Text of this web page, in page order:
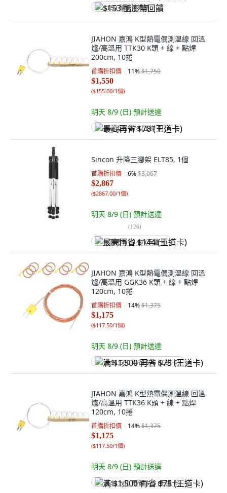
$153 酷澎幣回饋
JIAHON 嘉鴻 K型熱電偶測溫線 回溫
爐/高溫用 TTK30 K頭 + 線 + 點焊
200cm, 10捲
首購折扣價 11%$1,750
$1,550
($155.00/1個)
明天 8/9 (日) 預計送達
最高再省 $78 (王道卡)
Sincon 升降三腳架 ELT85, 1個
首購折扣價 6%$3,067
$2,867
($2867.00/1個)
明天 8/9 (日) 預計送達
(126)
最高再省 $144 (王道卡)
JIAHON 嘉鴻 K型熱電偶測溫線 回溫
爐/高溫用 GGK36 K頭 + 線 + 點焊
120cm, 10捲
首購折扣價 14%$1,375
$1,175
($117.50/1個)
明天 8/9 (日) 預計送達
满 $1,500 再省 $75 (王道卡)
JIAHON 嘉鴻 K型熱電偶測溫線 回溫
爐/高溫用 TTK36 K頭 + 線 + 點焊
120cm, 10捲
首購折扣價 14%$1,375
$1,175
($117.50/1個)
明天 8/9 (日) 預計送達
满 $1,500 再省 $75 (王道卡)